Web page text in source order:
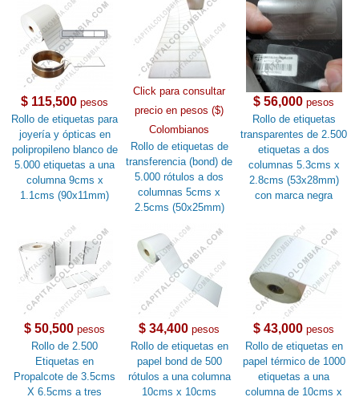
$ 115,500 pesos
Rollo de etiquetas para
joyería y ópticas en
polipropileno blanco de
5.000 etiquetas a una
columna 9cms x
1.1cms (90x11mm)
Click para consultar
precio en pesos ($)
Colombianos
Rollo de etiquetas de
transferencia (bond) de
5.000 rótulos a dos
columnas 5cms x
2.5cms (50x25mm)
$ 56,000 pesos
Rollo de etiquetas
transparentes de 2.500
etiquetas a dos
columnas 5.3cms x
2.8cms (53x28mm)
con marca negra
$ 50,500 pesos
Rollo de 2.500
Etiquetas en
Propalcote de 3.5cms
X 6.5cms a tres
$ 34,400 pesos
Rollo de etiquetas en
papel bond de 500
rótulos a una columna
10cms x 10cms
$ 43,000 pesos
Rollo de etiquetas en
papel térmico de 1000
etiquetas a una
columna de 10cms x